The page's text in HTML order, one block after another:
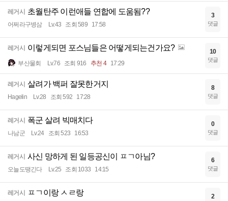
레거시 초월탄주 이런애들 연합에 도움됨??
어쩌라구병삼 Lv.43 조회 589 17:58
3
댓글
레거시 이렇게되면 포스님들은 어떻게되는건가요?
부산물회 Lv.76 조회 916 추천 4 17:29
10
댓글
레거시 살려가 백퍼 잘못한거지
Hagelin Lv.28 조회 592 17:28
8
댓글
레거시 폭군 살려 빅매치다
나남군 Lv.24 조회 523 16:53
0
댓글
레거시 사신 망하게 된 일등공신이 ㅍㄱ아님?
오늘도땡긴다 Lv.25 조회 1033 14:15
6
댓글
레거시 ㅍㄱ이랑 ㅅㄹ랑 2